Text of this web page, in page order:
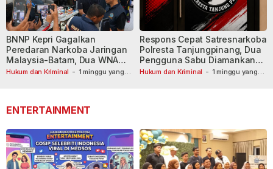
Hukum dan Kriminal - 1 minggu yang
BNNP Kepri Gagalkan
Peredaran Narkoba Jaringan
Malaysia-Batam, Dua WNA
Masih Diburu
Hukum dan Kriminal - 1 minggu yang
Respons Cepat Satresnarkoba
Polresta Tanjungpinang, Dua
Pengguna Sabu Diamankan
Usai Dilaporkan ke Call Center
ENTERTAINMENT